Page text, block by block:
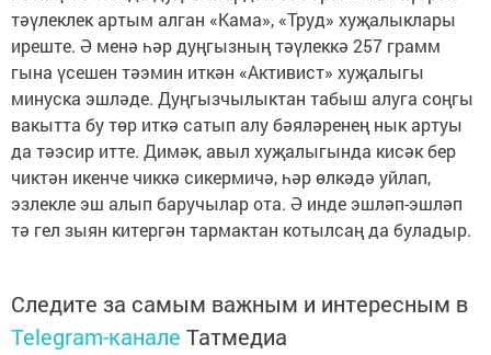
тәүлеклек артым алган «Кама», «Труд» хуҗалыклары
иреште. Ә менә һәр дуңгызның тәүлеккә 257 грамм
гына үсешен тәэмин иткән «Активист» хуҗалыгы
минуска эшләде. Дуңгызчылыктан табыш алуга соңгы
вакытта бу төр иткә сатып алу бәяләренең нык артуы
да тәэсир итте. Димәк, авыл хуҗалыгында кисәк бер
чиктән икенче чиккә сикермичә, һәр өлкәдә уйлап,
эзлекле эш алып баручылар ота. Ә инде эшләп-эшләп
тә гел зыян китергән тармактан котылсаң да буладыр.
Следите за самым важным и интересным в
Telegram-канале Татмедиа